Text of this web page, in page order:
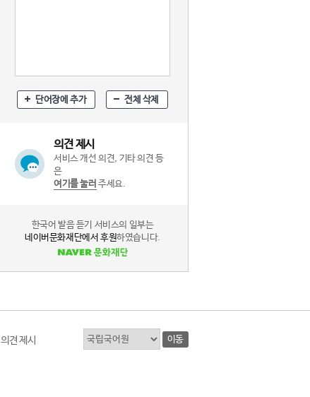
단어장에 추가 전체 삭제
의견 제시
서비스 개선 의견, 기타 의견 등
은
여기를 눌러 주세요.
한국어 발음 듣기 서비스의 일부는
네이버문화재단에서 후원하였습니다.
의견 제시 이동